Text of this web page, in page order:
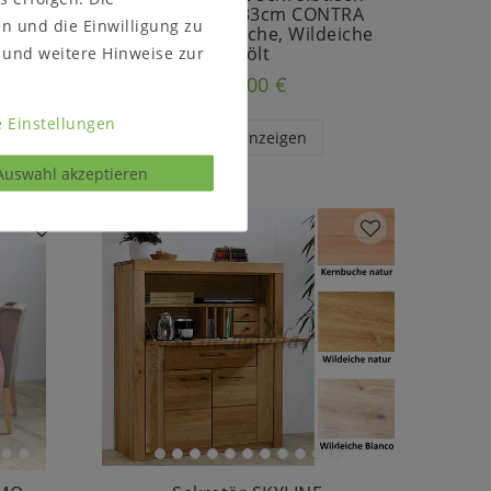
134x217x51/33cm CONTRA
Kiefer, Kernbuche, Wildeiche
geölt
948,00 €
Artikel anzeigen
und die Einwilligung zu
und weitere Hinweise zur
Einstellungen
akzeptieren